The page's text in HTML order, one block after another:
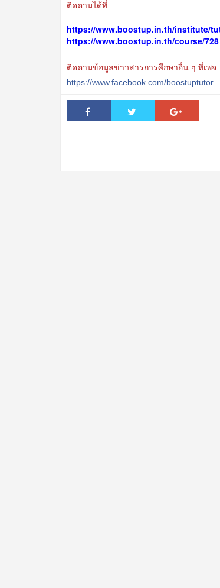
ติดตามได้ที่
https://www.boostup.in.th/institute/
https://www.boostup.in.th/course/728
ติดตามข้อมูลข่าวสารการศึกษาอื่น ๆ ที่เพจ
https://www.facebook.com/boostuptutor